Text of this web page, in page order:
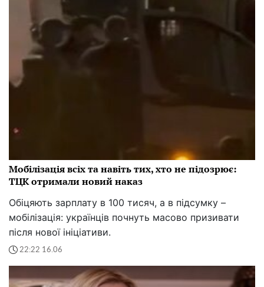
Мобілізація всіх та навіть тих, хто не підозрює:
ТЦК отримали новий наказ
Обіцяють зарплату в 100 тисяч, а в підсумку –
мобілізація: українців почнуть масово призивати
після нової ініціативи.
22:22 16.06